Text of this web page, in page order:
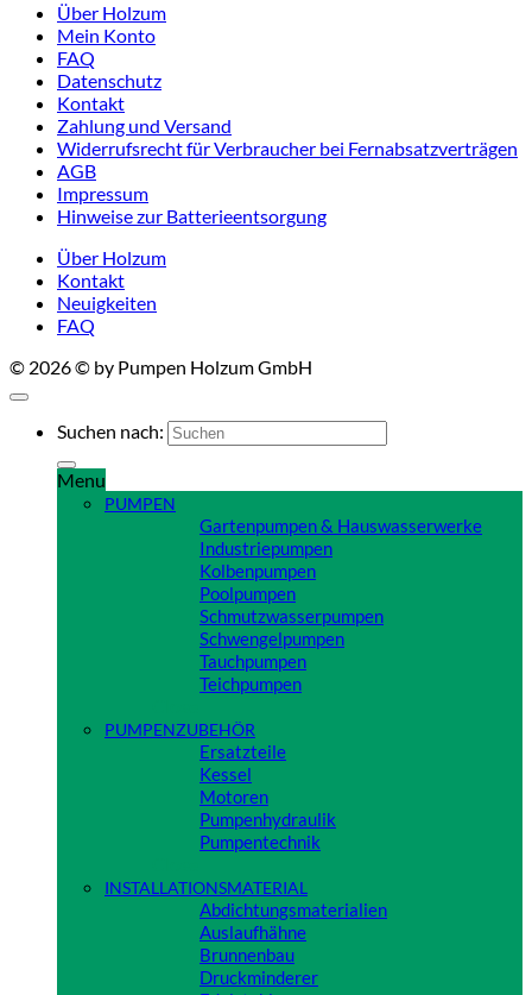
Über Holzum
Mein Konto
FAQ
Datenschutz
Kontakt
Zahlung und Versand
Widerrufsrecht für Verbraucher bei Fernabsatzverträgen
AGB
Impressum
Hinweise zur Batterieentsorgung
Über Holzum
Kontakt
Neuigkeiten
FAQ
© 2026 © by Pumpen Holzum GmbH
Suchen nach:
Menu
PUMPEN
Gartenpumpen & Hauswasserwerke
Industriepumpen
Kolbenpumpen
Poolpumpen
Schmutzwasserpumpen
Schwengelpumpen
Tauchpumpen
Teichpumpen
PUMPENZUBEHÖR
Ersatzteile
Kessel
Motoren
Pumpenhydraulik
Pumpentechnik
INSTALLATIONSMATERIAL
Abdichtungsmaterialien
Auslaufhähne
Brunnenbau
Druckminderer